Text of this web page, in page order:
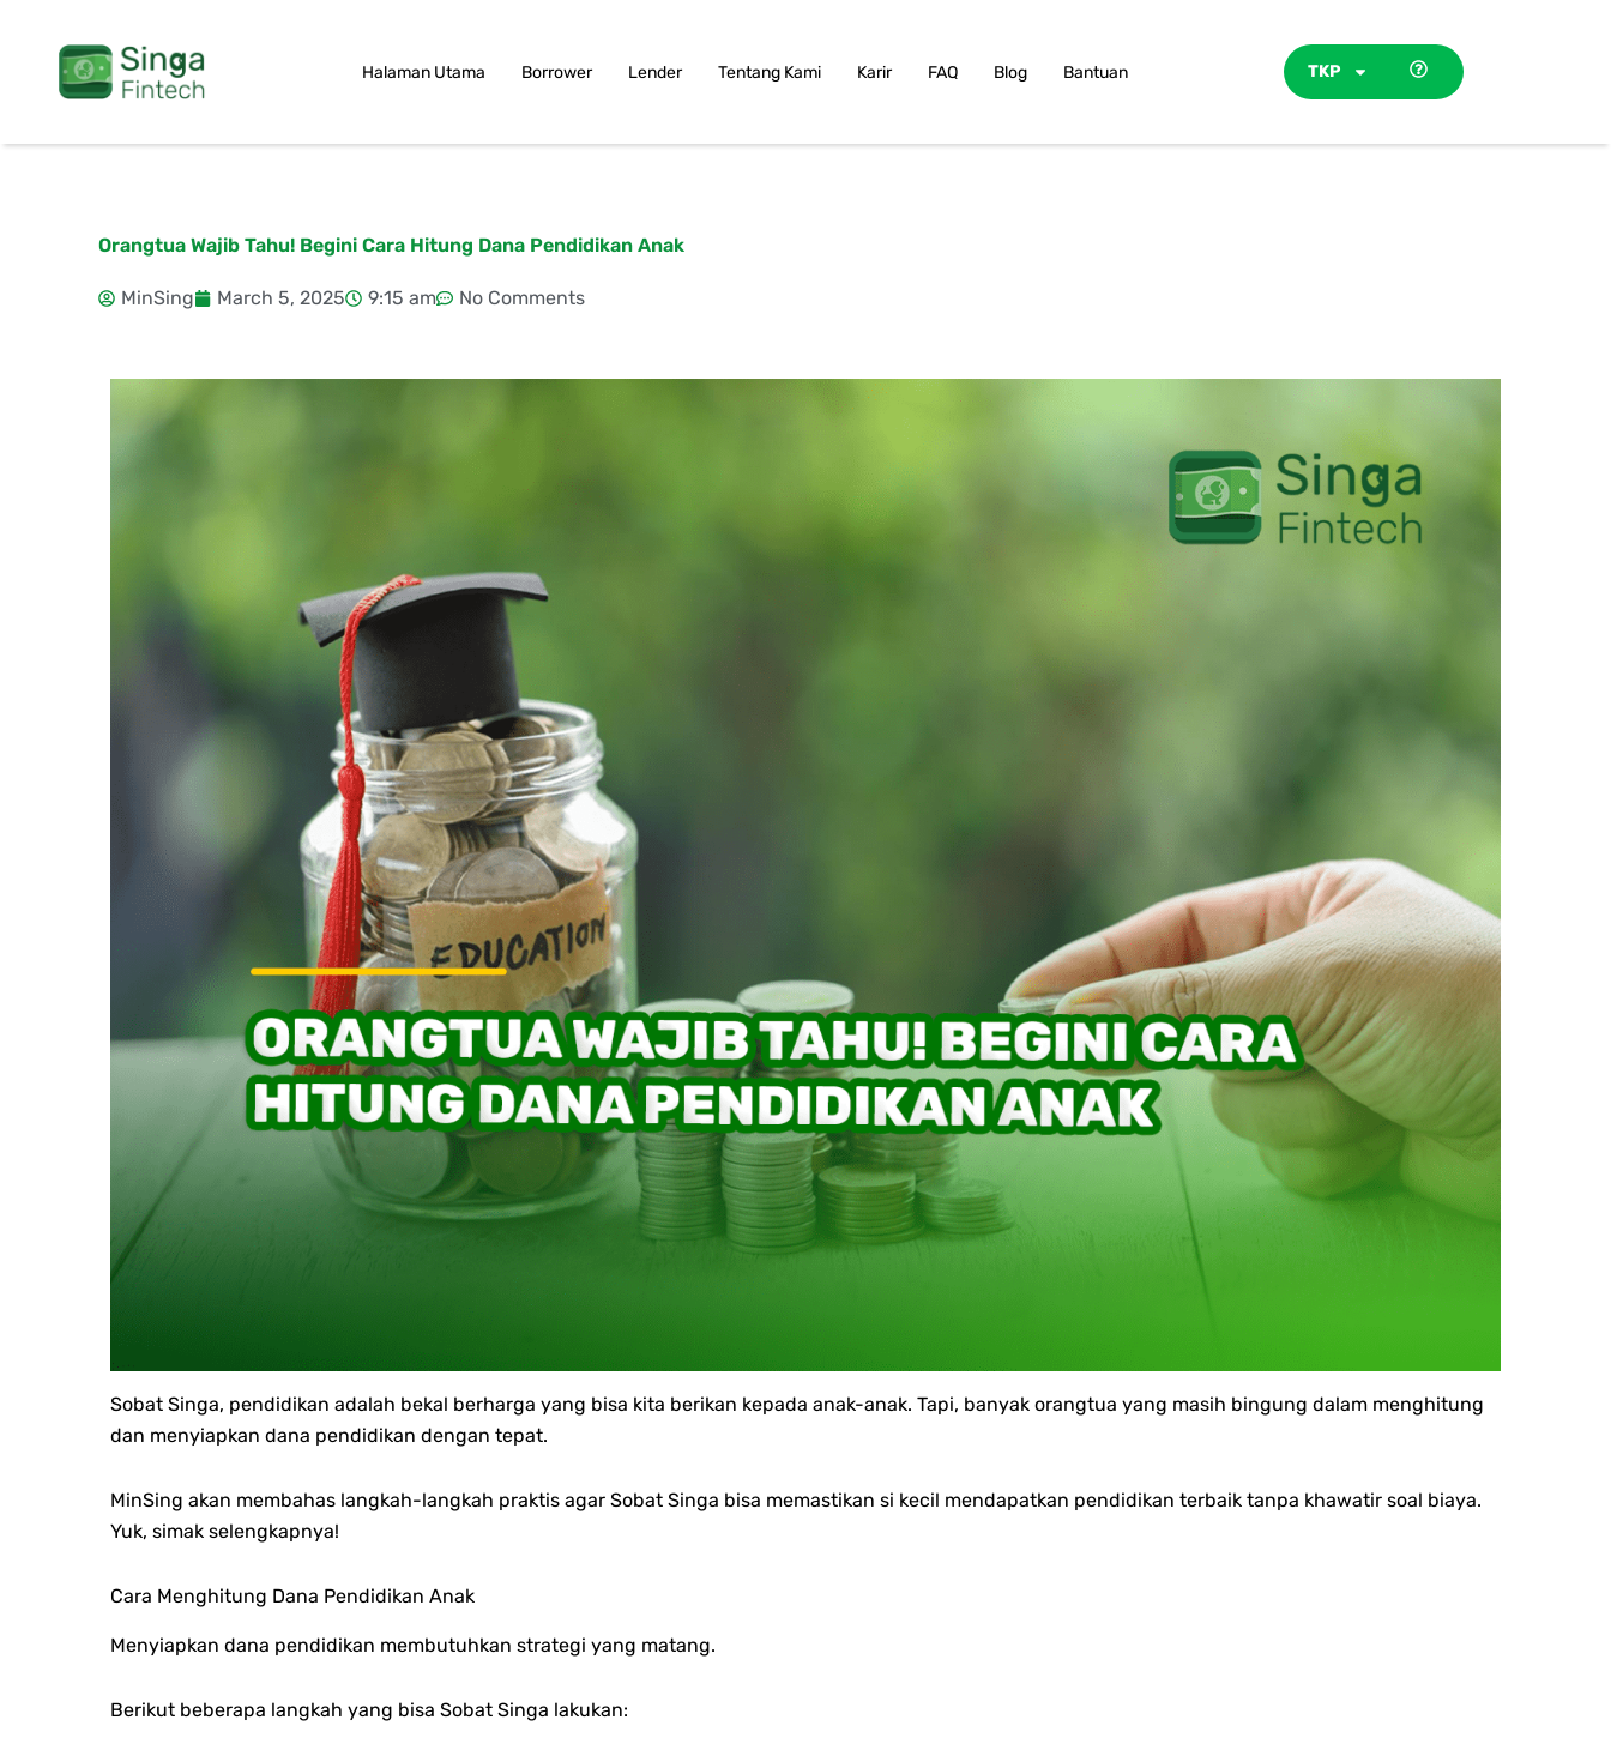
content
Halaman Utama Borrower Lender Tentang Kami Karir FAQ Blog Bantuan TKP
Orangtua Wajib Tahu! Begini Cara Hitung Dana Pendidikan Anak
MinSing March 5, 2025 9:15 am No Comments
Sobat Singa, pendidikan adalah bekal berharga yang bisa kita berikan kepada anak-anak. Tapi, banyak orangtua yang masih bingung dalam menghitung
dan menyiapkan dana pendidikan dengan tepat.
MinSing akan membahas langkah-langkah praktis agar Sobat Singa bisa memastikan si kecil mendapatkan pendidikan terbaik tanpa khawatir soal biaya.
Yuk, simak selengkapnya!
Cara Menghitung Dana Pendidikan Anak
Menyiapkan dana pendidikan membutuhkan strategi yang matang.
Berikut beberapa langkah yang bisa Sobat Singa lakukan: